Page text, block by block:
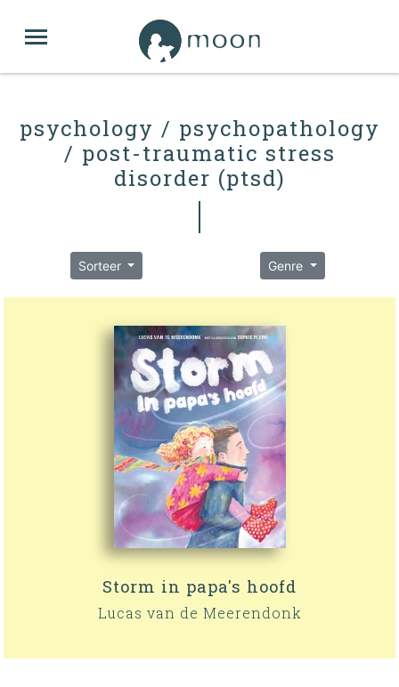
psychology / psychopathology
/ post-traumatic stress
disorder (ptsd)
Sorteer Genre
Storm in papa's hoofd
Lucas van de Meerendonk